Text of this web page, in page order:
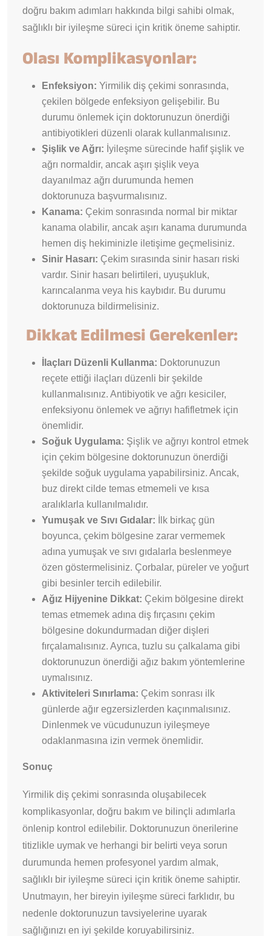
doğru bakım adımları hakkında bilgi sahibi olmak,
sağlıklı bir iyileşme süreci için kritik öneme sahiptir.
Olası Komplikasyonlar:
Enfeksiyon: Yirmilik diş çekimi sonrasında,
çekilen bölgede enfeksiyon gelişebilir. Bu
durumu önlemek için doktorunuzun önerdiği
antibiyotikleri düzenli olarak kullanmalısınız.
Şişlik ve Ağrı: İyileşme sürecinde hafif şişlik ve
ağrı normaldir, ancak aşırı şişlik veya
dayanılmaz ağrı durumunda hemen
doktorunuza başvurmalısınız.
Kanama: Çekim sonrasında normal bir miktar
kanama olabilir, ancak aşırı kanama durumunda
hemen diş hekiminizle iletişime geçmelisiniz.
Sinir Hasarı: Çekim sırasında sinir hasarı riski
vardır. Sinir hasarı belirtileri, uyuşukluk,
karıncalanma veya his kaybıdır. Bu durumu
doktorunuza bildirmelisiniz.
Dikkat Edilmesi Gerekenler:
İlaçları Düzenli Kullanma: Doktorunuzun
reçete ettiği ilaçları düzenli bir şekilde
kullanmalısınız. Antibiyotik ve ağrı kesiciler,
enfeksiyonu önlemek ve ağrıyı hafifletmek için
önemlidir.
Soğuk Uygulama: Şişlik ve ağrıyı kontrol etmek
için çekim bölgesine doktorunuzun önerdiği
şekilde soğuk uygulama yapabilirsiniz. Ancak,
buz direkt cilde temas etmemeli ve kısa
aralıklarla kullanılmalıdır.
Yumuşak ve Sıvı Gıdalar: İlk birkaç gün
boyunca, çekim bölgesine zarar vermemek
adına yumuşak ve sıvı gıdalarla beslenmeye
özen göstermelisiniz. Çorbalar, püreler ve yoğurt
gibi besinler tercih edilebilir.
Ağız Hijyenine Dikkat: Çekim bölgesine direkt
temas etmemek adına diş fırçasını çekim
bölgesine dokundurmadan diğer dişleri
fırçalamalısınız. Ayrıca, tuzlu su çalkalama gibi
doktorunuzun önerdiği ağız bakım yöntemlerine
uymalısınız.
Aktiviteleri Sınırlama: Çekim sonrası ilk
günlerde ağır egzersizlerden kaçınmalısınız.
Dinlenmek ve vücudunuzun iyileşmeye
odaklanmasına izin vermek önemlidir.
Sonuç
Yirmilik diş çekimi sonrasında oluşabilecek
komplikasyonlar, doğru bakım ve bilinçli adımlarla
önlenip kontrol edilebilir. Doktorunuzun önerilerine
titizlikle uymak ve herhangi bir belirti veya sorun
durumunda hemen profesyonel yardım almak,
sağlıklı bir iyileşme süreci için kritik öneme sahiptir.
Unutmayın, her bireyin iyileşme süreci farklıdır, bu
nedenle doktorunuzun tavsiyelerine uyarak
sağlığınızı en iyi şekilde koruyabilirsiniz.